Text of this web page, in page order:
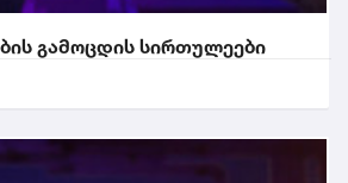
გამოცდის სირთულეები